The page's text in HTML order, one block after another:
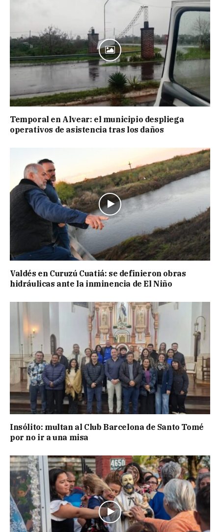
Temporal en Alvear: el municipio despliega
operativos de asistencia tras los daños
Valdés en Curuzú Cuatiá: se definieron obras
hidráulicas ante la inminencia de El Niño
Insólito: multan al Club Barcelona de Santo Tomé
por no ir a una misa